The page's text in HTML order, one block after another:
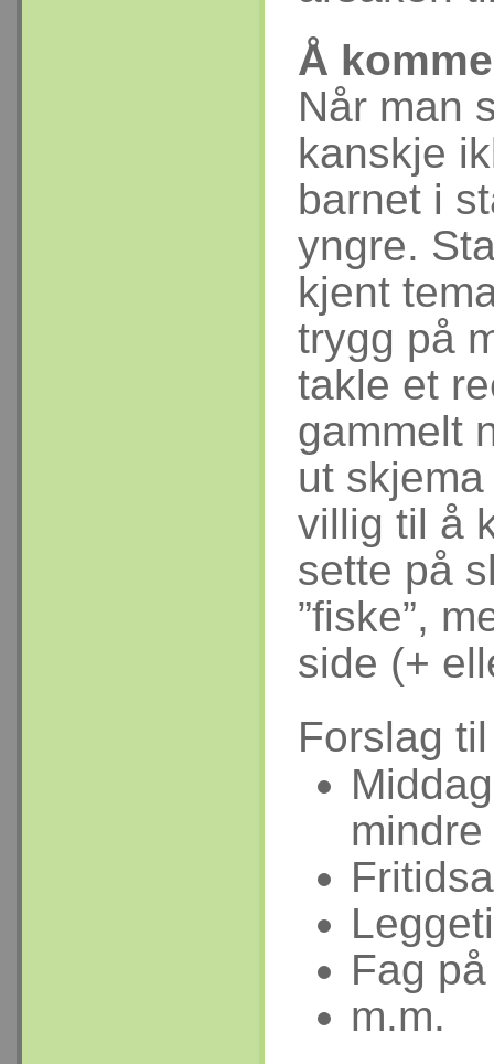
Å
Når man
kanskje
barnet i
yngre.
kjent
trygg på
takle et
gammelt
ut
villig til å
sette på
”fiske”,
side (+
Forslag
Fag
m.m.